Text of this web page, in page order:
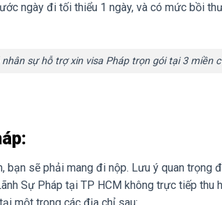
ngày đi tối thiểu 1 ngày, và có mức bồi
sự hỗ trợ xin visa Pháp trọn gói tại 3 miền
bạn sẽ phải mang đi nộp. Lưu ý quan
Sự Pháp tại TP HCM không trực tiếp thu